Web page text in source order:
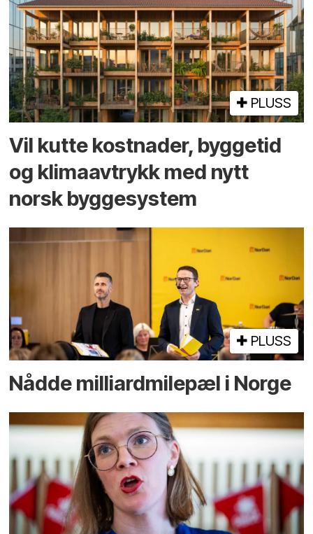
PLUSS
Vil kutte kostnader, byggetid
og klima­avtrykk med nytt
norsk bygge­system
PLUSS
Nådde milliard­­milepæl i Norge